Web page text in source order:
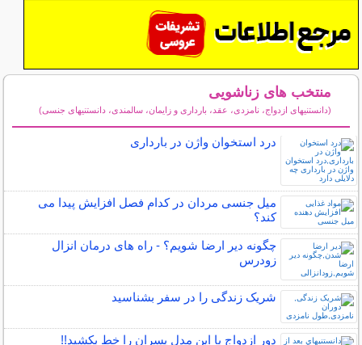
منتخب های زناشویی
(دانستنیهای ازدواج، نامزدی، عقد، بارداری و زایمان، سالمندی، دانستنیهای جنسی)
درد استخوان واژن در بارداری
میل جنسی مردان در کدام فصل افزایش پیدا می
کند؟
چگونه دیر ارضا شویم؟ - راه های درمان انزال
زودرس
شریک زندگی را در سفر بشناسید
دور ازدواج با این مدل پسران را خط بکشید!!